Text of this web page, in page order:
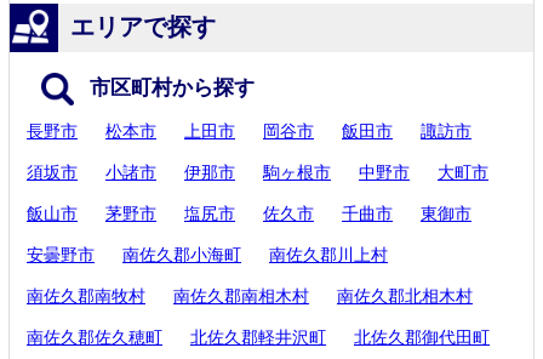
エリアで探す
市区町村から探す
長野市 松本市 上田市 岡谷市 飯田市 諏訪市
須坂市 小諸市 伊那市 駒ヶ根市 中野市 大町市
飯山市 茅野市 塩尻市 佐久市 千曲市 東御市
安曇野市 南佐久郡小海町 南佐久郡川上村
南佐久郡南牧村 南佐久郡南相木村 南佐久郡北相木村
南佐久郡佐久穂町 北佐久郡軽井沢町 北佐久郡御代田町